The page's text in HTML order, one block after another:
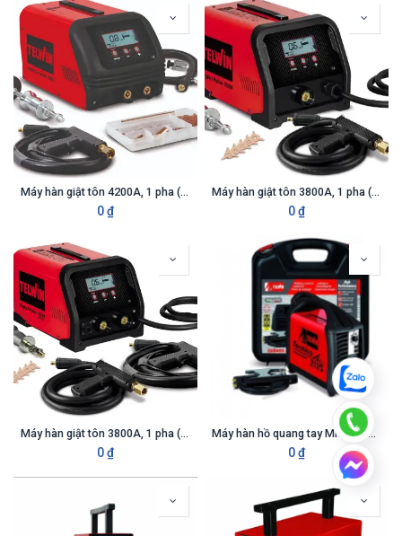
Máy hàn giật tôn 4200A, 1 pha (Kèm PK)
0₫
Máy hàn giật tôn 3800A, 1 pha (Kèm PK)
0₫
Máy hàn giật tôn 3800A, 1 pha (Kèm PK)
0₫
Máy hàn hồ quang tay MMA 180A, 1 pha (Kèm PK)
0₫